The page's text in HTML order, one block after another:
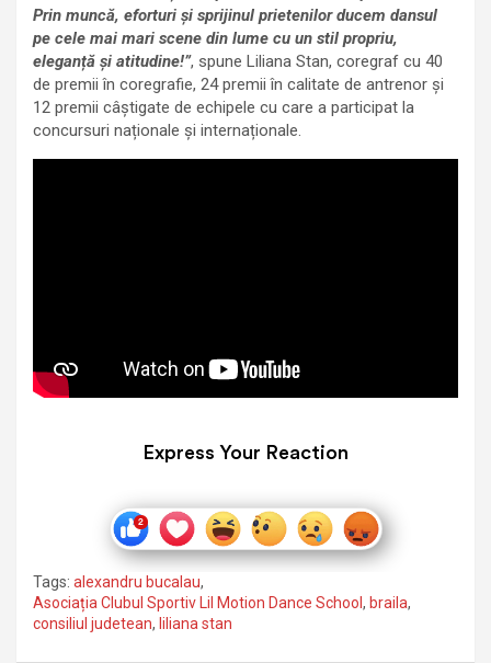
Prin muncă, eforturi și sprijinul prietenilor ducem dansul
pe cele mai mari scene din lume cu un stil propriu,
eleganță și atitudine!”, spune Liliana Stan, coregraf cu 40
de premii în coregrafie, 24 premii în calitate de antrenor și
12 premii câștigate de echipele cu care a participat la
concursuri naționale și internaționale.
Express Your Reaction
Tags: alexandru bucalau,
Asociația Clubul Sportiv Lil Motion Dance School , braila,
consiliul judetean, liliana stan